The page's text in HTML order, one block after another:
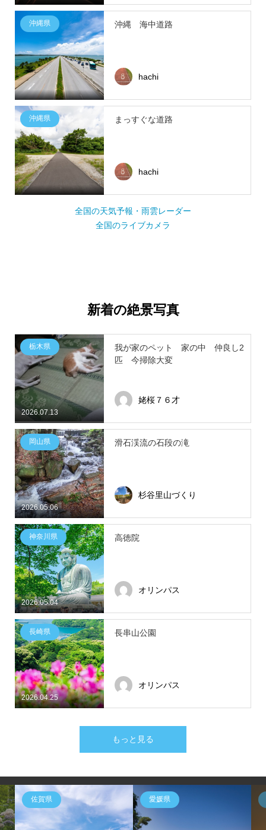
沖縄県 沖縄 海中道路
hachi
沖縄県 まっすぐな道路
hachi
全国の天気予報・雨雲レーダー
全国のライブカメラ
新着の絶景写真
2026.07.13
栃木県
我が家のペット 家の中 仲良し2
匹 今掃除大変
姥桜７６才
2026.05.06
岡山県 滑石渓流の石段の滝
杉谷里山づくり
2026.05.04
神奈川県 高徳院
オリンパス
2026.04.25
長崎県 長串山公園
オリンパス
もっと見る
佐賀県 愛媛県